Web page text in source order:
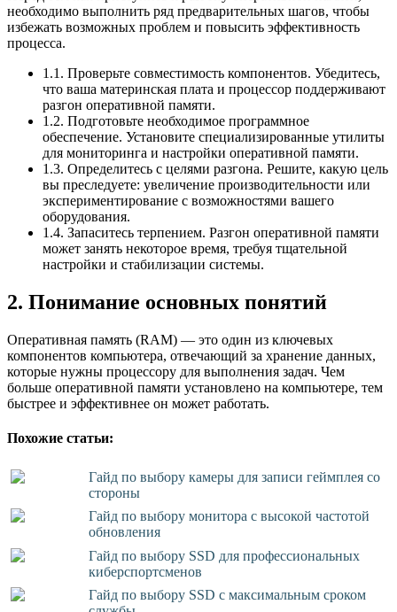
необходимо выполнить ряд предварительных шагов, чтобы
избежать возможных проблем и повысить эффективность
процесса.
1.1. Проверьте совместимость компонентов. Убедитесь,
что ваша материнская плата и процессор поддерживают
разгон оперативной памяти.
1.2. Подготовьте необходимое программное
обеспечение. Установите специализированные утилиты
для мониторинга и настройки оперативной памяти.
1.3. Определитесь с целями разгона. Решите, какую цель
вы преследуете: увеличение производительности или
экспериментирование с возможностями вашего
оборудования.
1.4. Запаситесь терпением. Разгон оперативной памяти
может занять некоторое время, требуя тщательной
настройки и стабилизации системы.
2. Понимание основных понятий
Оперативная память (RAM) — это один из ключевых
компонентов компьютера, отвечающий за хранение данных,
которые нужны процессору для выполнения задач. Чем
больше оперативной памяти установлено на компьютере, тем
быстрее и эффективнее он может работать.
Похожие статьи:
Гайд по выбору камеры для записи геймплея со
стороны
Гайд по выбору монитора с высокой частотой
обновления
Гайд по выбору SSD для профессиональных
киберспортсменов
Гайд по выбору SSD с максимальным сроком